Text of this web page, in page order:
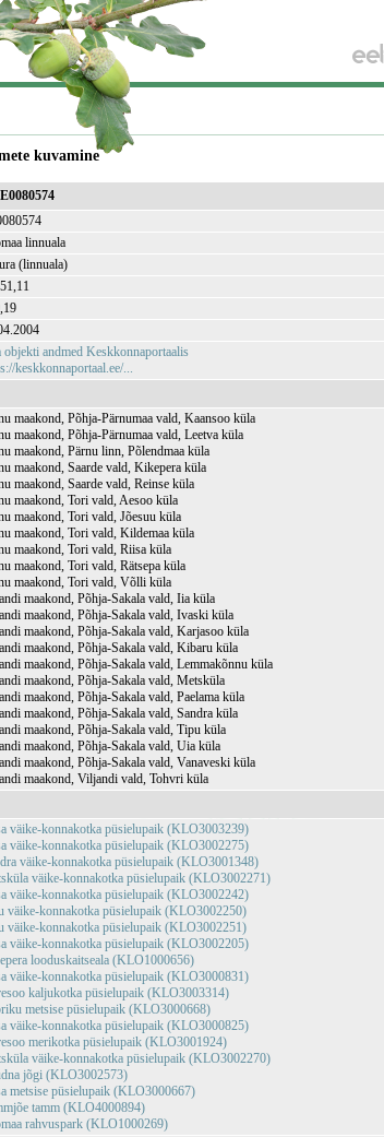
kuvamine
linnuala
(linnuala)
objekti andmed Keskkonnaportaalis
keskkonnaportaal.ee/...
maakond, Põhja-Pärnumaa vald, Kaansoo küla
maakond, Põhja-Pärnumaa vald, Leetva küla
maakond, Pärnu linn, Põlendmaa küla
maakond, Saarde vald, Kikepera küla
maakond, Saarde vald, Reinse küla
maakond, Tori vald, Aesoo küla
maakond, Tori vald, Jõesuu küla
maakond, Tori vald, Kildemaa küla
maakond, Tori vald, Riisa küla
maakond, Tori vald, Rätsepa küla
maakond, Tori vald, Võlli küla
maakond, Põhja-Sakala vald, Iia küla
maakond, Põhja-Sakala vald, Ivaski küla
maakond, Põhja-Sakala vald, Karjasoo küla
maakond, Põhja-Sakala vald, Kibaru küla
maakond, Põhja-Sakala vald, Lemmakõnnu küla
maakond, Põhja-Sakala vald, Metsküla
maakond, Põhja-Sakala vald, Paelama küla
maakond, Põhja-Sakala vald, Sandra küla
maakond, Põhja-Sakala vald, Tipu küla
maakond, Põhja-Sakala vald, Uia küla
maakond, Põhja-Sakala vald, Vanaveski küla
maakond, Viljandi vald, Tohvri küla
väike-konnakotka püsielupaik (KLO3003239)
väike-konnakotka püsielupaik (KLO3002275)
väike-konnakotka püsielupaik (KLO3001348)
väike-konnakotka püsielupaik (KLO3002271)
väike-konnakotka püsielupaik (KLO3002242)
väike-konnakotka püsielupaik (KLO3002250)
väike-konnakotka püsielupaik (KLO3002251)
väike-konnakotka püsielupaik (KLO3002205)
looduskaitseala (KLO1000656)
väike-konnakotka püsielupaik (KLO3000831)
kaljukotka püsielupaik (KLO3003314)
metsise püsielupaik (KLO3000668)
väike-konnakotka püsielupaik (KLO3000825)
merikotka püsielupaik (KLO3001924)
väike-konnakotka püsielupaik (KLO3002270)
jõgi (KLO3002573)
metsise püsielupaik (KLO3000667)
tamm (KLO4000894)
rahvuspark (KLO1000269)